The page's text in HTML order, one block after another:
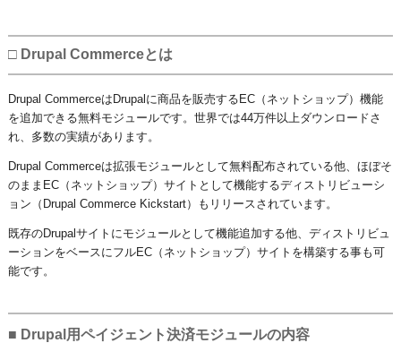
□ Drupal Commerceとは
Drupal CommerceはDrupalに商品を販売するEC （ネットショップ） 機能
を追加できる無料モジュールです。世界では44万件以上ダウンロードさ
れ、多数の実績があります。
Drupal Commerceは拡張モジュールとして無料配布されている他、ほぼそ
のままEC （ネットショップ） サイトとして機能するディストリビューシ
ョン（ Drupal Commerce Kickstart）もリリースされています。
​既存のDrupalサイトにモジュールとして機能追加する他、ディストリビュ
ーションをベースにフルEC （ネットショップ） サイトを構築する事も可
能です。
■ Drupal用ペイジェント決済モジュールの内容